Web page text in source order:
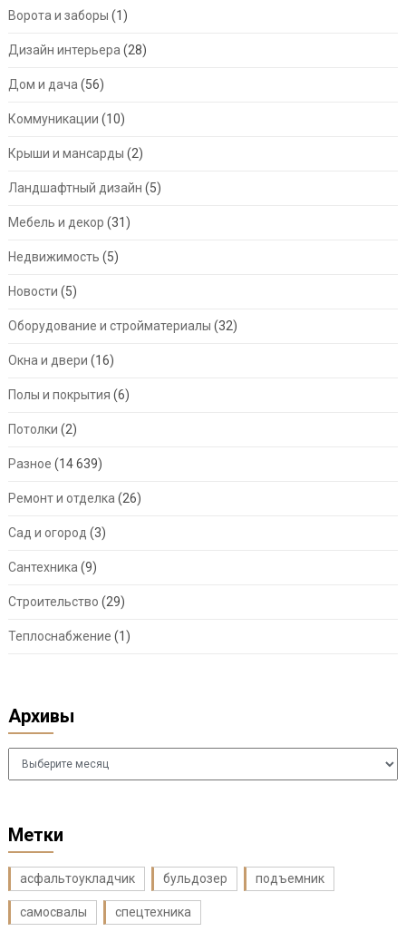
Ворота и заборы (1)
Дизайн интерьера (28)
Дом и дача (56)
Коммуникации (10)
Крыши и мансарды (2)
Ландшафтный дизайн (5)
Мебель и декор (31)
Недвижимость (5)
Новости (5)
Оборудование и стройматериалы (32)
Окна и двери (16)
Полы и покрытия (6)
Потолки (2)
Разное (14 639)
Ремонт и отделка (26)
Сад и огород (3)
Сантехника (9)
Строительство (29)
Теплоснабжение (1)
Архивы
Архивы
Метки
асфальтоукладчик бульдозер подъемник
самосвалы спецтехника